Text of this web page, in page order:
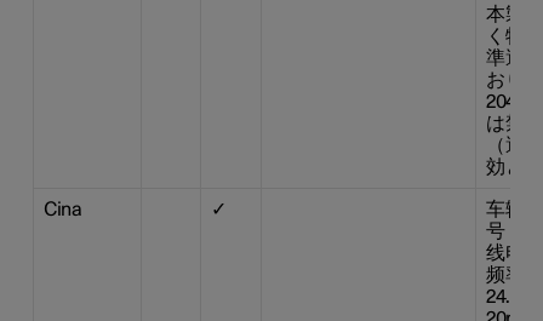
本製
く特
準適
おり
204-
は禁
（適
効と
Cina ✓
车辆
号：
线电
频率